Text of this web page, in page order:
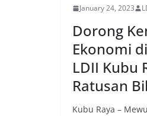
January 24, 2023
Dorong
Ekonomi
LDII Kubu
Ratusan
Kubu Raya –